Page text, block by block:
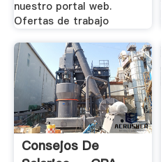
nuestro portal web.
Ofertas de trabajo
Consejos De